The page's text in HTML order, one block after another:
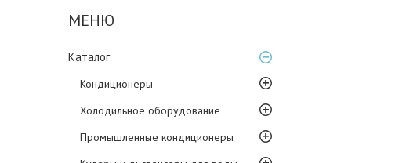
Каталог
Кондиционеры
Холодильное оборудование
Промышленные кондиционеры